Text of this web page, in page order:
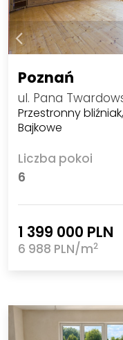
Poznań
ul. Pana
Przestronny
Bajkowe
Liczba pokoi
6
1 399 000 PLN
6 988 PLN/m2